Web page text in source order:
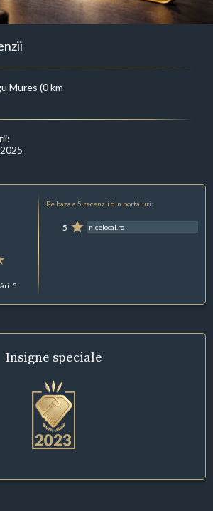
Mures (0 km
5
Pe baza a 5 recenzii din portaluri:
5 nicelocal.ro
Insigne speciale